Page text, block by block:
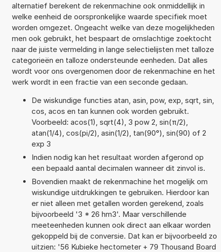
alternatief berekent de rekenmachine ook onmiddellijk in
welke eenheid de oorspronkelijke waarde specifiek moet
worden omgezet. Ongeacht welke van deze mogelijkheden
men ook gebruikt, het bespaart de omslachtige zoektocht
naar de juiste vermelding in lange selectielijsten met talloze
categorieën en talloze ondersteunde eenheden. Dat alles
wordt voor ons overgenomen door de rekenmachine en het
werk wordt in een fractie van een seconde gedaan.
De wiskundige functies atan, asin, pow, exp, sqrt, sin,
cos, acos en tan kunnen ook worden gebruikt.
Voorbeeld: acos(1), sqrt(4), 3 pow 2, sin(π/2),
atan(1/4), cos(pi/2), asin(1/2), tan(90°), sin(90) of 2
exp 3
Indien nodig kan het resultaat worden afgerond op
een bepaald aantal decimalen wanneer dit zinvol is.
Bovendien maakt de rekenmachine het mogelijk om
wiskundige uitdrukkingen te gebruiken. Hierdoor kan
er niet alleen met getallen worden gerekend, zoals
bijvoorbeeld '3 * 26 hm3'. Maar verschillende
meeteenheden kunnen ook direct aan elkaar worden
gekoppeld bij de conversie. Dat kan er bijvoorbeeld zo
uitzien: '56 Kubieke hectometer + 79 Thousand Board